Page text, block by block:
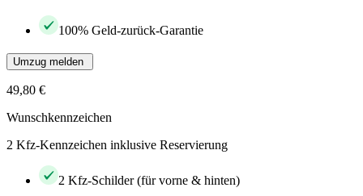
100% Geld-zurück-Garantie
Umzug melden
49,80 €
Wunschkennzeichen
2 Kfz-Kennzeichen inklusive Reservierung
2 Kfz-Schilder (für vorne & hinten)